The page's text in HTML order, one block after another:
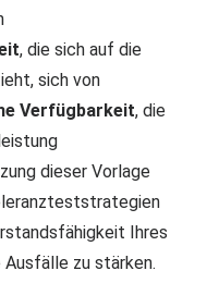
, die sich auf die
sich von
Verfügbarkeit, die
dieser Vorlage
Ihres
zu stärken.